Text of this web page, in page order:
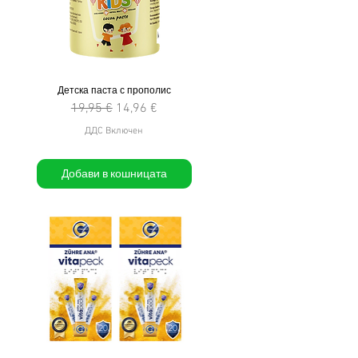
Детска паста с прополис
Редовна цена
19,95 € Продажна цена
14,96 €
ДДС Включен
Добави в кошницата